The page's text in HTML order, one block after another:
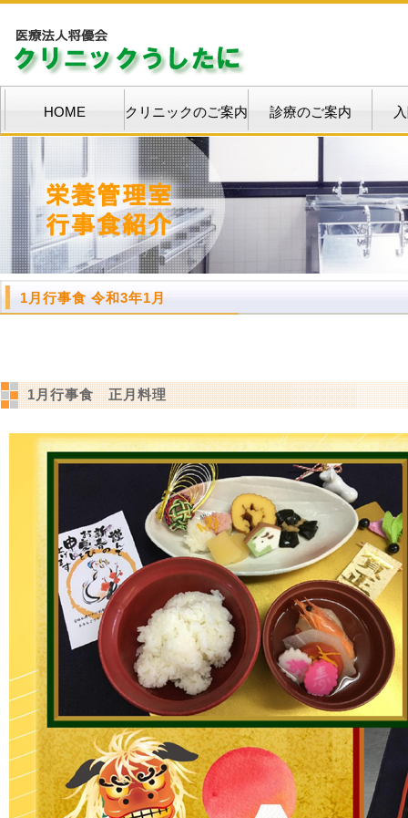
HOME クリニックのご案内 診療のご案内
1月行事食 令和3年1月
1月行事食 正月料理